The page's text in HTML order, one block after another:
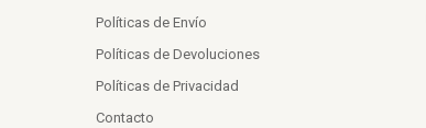
Políticas de Envío
Políticas de Devoluciones
Políticas de Privacidad
Contacto